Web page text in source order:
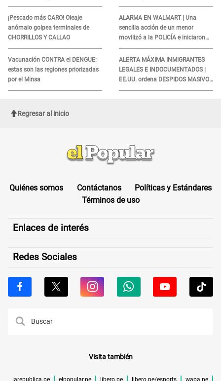
¡Pescado más CARO! Oleaje
anómalo golpea terminales de
CHORRILLOS Y CALLAO
Vacunación CONTRA el DENGUE:
estas son las regiones priorizadas
por el Minsa
ALARMA EN WALMART | Una
sencilla acción de un menor
movilizó a la POLICÍA e iniciaron
una investigación por lo hallado:
¿Qué ocurrió?
ALERTA MÁXIMA INMIGRANTES
LEGALES E INDOCUMENTADOS |
EE.UU. ordena DESPIDOS MASIVOS
y DEPORTACIONES a estos
Regresar al inicio
Quiénes somos Contáctanos
Políticas y Estándares
Términos de uso
Enlaces de interés
Redes Sociales
Visita también
larepublica.pe elpopular.pe libero.pe libero.pe/esports wapa.pe